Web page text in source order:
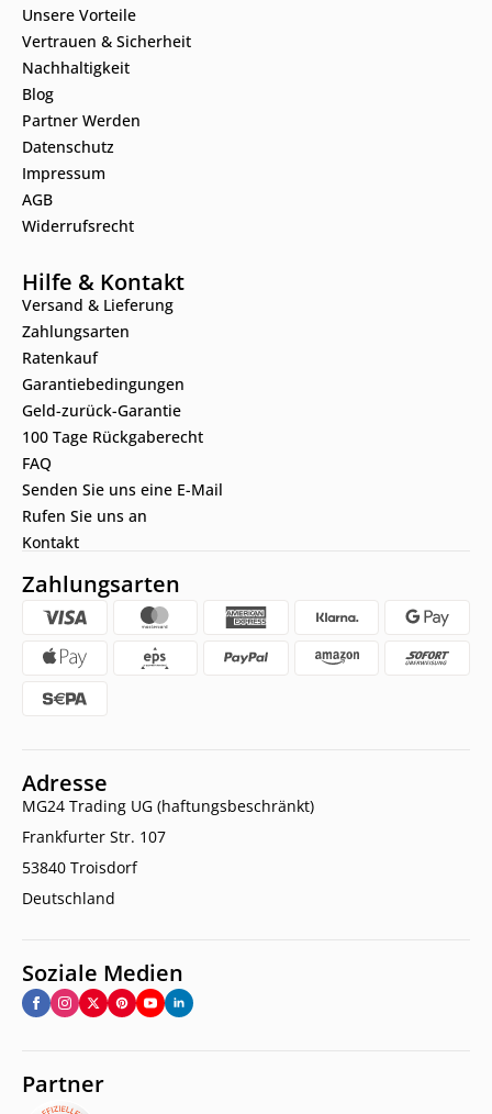
Unsere Vorteile
Vertrauen & Sicherheit
Nachhaltigkeit
Blog
Partner Werden
Datenschutz
Impressum
AGB
Widerrufsrecht
Hilfe & Kontakt
Versand & Lieferung
Zahlungsarten
Ratenkauf
Garantiebedingungen
Geld-zurück-Garantie
100 Tage Rückgaberecht
FAQ
Senden Sie uns eine E-Mail
Rufen Sie uns an
Kontakt
Zahlungsarten
Adresse
MG24 Trading UG (haftungsbeschränkt)
Frankfurter Str. 107
53840 Troisdorf
Deutschland
Soziale Medien
Partner